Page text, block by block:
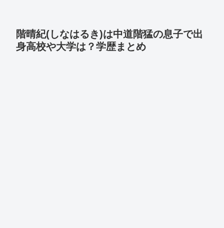
階晴紀(しなはるき)は中道階猛の息子で出
身高校や大学は？学歴まとめ